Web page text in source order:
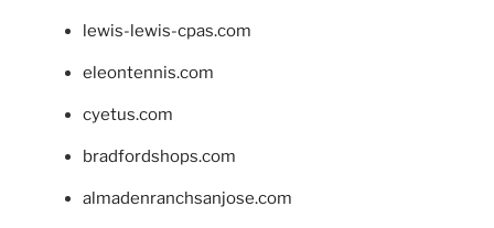
lewis-lewis-cpas.com
eleontennis.com
cyetus.com
bradfordshops.com
almadenranchsanjose.com